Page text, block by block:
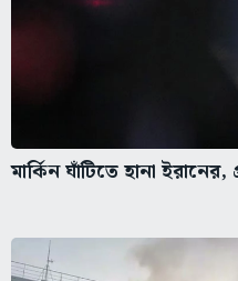
মার্কিন ঘাঁটিতে হানা ইরানের,